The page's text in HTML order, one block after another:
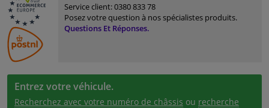
Service client:0380 833 78
Posez votre question à nos spécialistes produits.
Questions Et Réponses.
Entrez votre véhicule.
Recherchez avec votre numéro de châssis ou recherche